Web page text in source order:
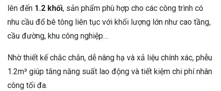
lên đến 1.2 khối, sản phẩm phù hợp cho các công trình có
nhu cầu đổ bê tông liên tục với khối lượng lớn như cao tầng,
cầu đường, khu công nghiệp…
Nhờ thiết kế chắc chắn, dễ nâng hạ và xả liệu chính xác, phễu
1.2m³ giúp tăng năng suất lao động và tiết kiệm chi phí nhân
công tối đa.